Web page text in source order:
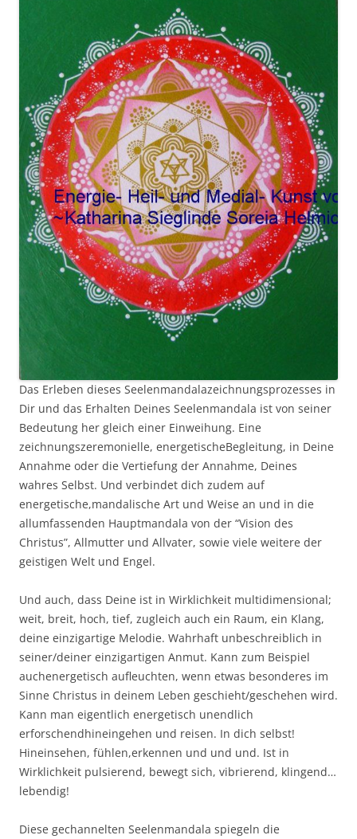
Das Erleben dieses Seelenmandalazeichnungsprozesses in
Dir und das Erhalten Deines Seelenmandala ist von seiner
Bedeutung her gleich einer Einweihung. Eine
zeichnungszeremonielle, energetischeBegleitung, in Deine
Annahme oder die Vertiefung der Annahme, Deines
wahres Selbst. Und verbindet dich zudem auf
energetische,mandalische Art und Weise an und in die
allumfassenden Hauptmandala von der “Vision des
Christus”, Allmutter und Allvater, sowie viele weitere der
geistigen Welt und Engel.
Und auch, dass Deine ist in Wirklichkeit multidimensional;
weit, breit, hoch, tief, zugleich auch ein Raum, ein Klang,
deine einzigartige Melodie. Wahrhaft unbeschreiblich in
seiner/deiner einzigartigen Anmut. Kann zum Beispiel
auchenergetisch aufleuchten, wenn etwas besonderes im
Sinne Christus in deinem Leben geschieht/geschehen wird.
Kann man eigentlich energetisch unendlich
erforschendhineingehen und reisen. In dich selbst!
Hineinsehen, fühlen,erkennen und und und. Ist in
Wirklichkeit pulsierend, bewegt sich, vibrierend, klingend…
lebendig!
Diese gechannelten Seelenmandala spiegeln die